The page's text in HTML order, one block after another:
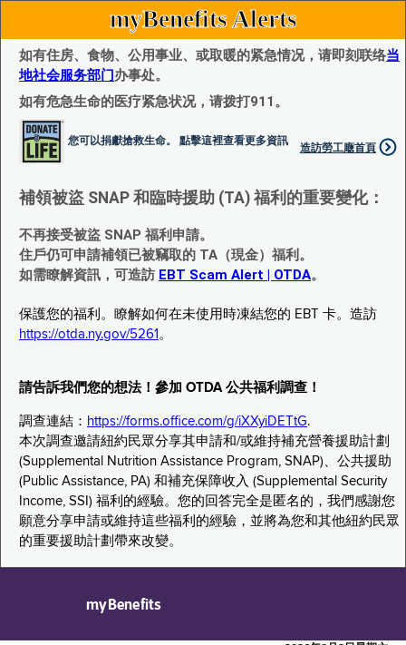
myBenefits Alerts
如有住房、食物、公用事业、或取暖的紧急情况，请即刻联络当
地社会服务部门办事处。
如有危急生命的医疗紧急状况，请拨打911。
您可以捐獻搶救生命。 點擊這裡查看更多資訊
造訪勞工廰首頁
補領被盜 SNAP 和臨時援助 (TA) 福利的重要變化：
不再接受被盜 SNAP 福利申請。
住戶仍可申請補領已被竊取的 TA（現金）福利。
如需瞭解資訊，可造訪 EBT Scam Alert | OTDA。
保護您的福利。瞭解如何在未使用時凍結您的 EBT 卡。造訪
https://otda.ny.gov/5261 。
請告訴我們您的想法！參加 OTDA 公共福利調查！
調查連結： https://forms.office.com/g/iXXyiDETtG.
本次調查邀請紐約民眾分享其申請和/或維持補充營養援助計劃
(Supplemental Nutrition Assistance Program, SNAP)、公共援助
(Public Assistance, PA) 和補充保障收入 (Supplemental Security
Income, SSI) 福利的經驗。您的回答完全是匿名的，我們感謝您
願意分享申請或維持這些福利的經驗，並將為您和其他紐約民眾
的重要援助計劃帶來改變。
myBenefits